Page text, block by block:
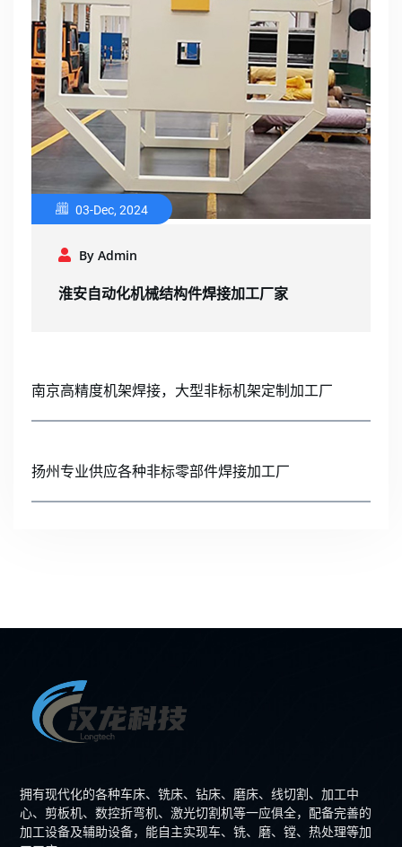
03-Dec, 2024
By Admin
淮安自动化机械结构件焊接加工厂家
南京高精度机架焊接，大型非标机架定制加工厂
扬州专业供应各种非标零部件焊接加工厂
拥有现代化的各种车床、铣床、钻床、磨床、线切割、加工中
心、剪板机、数控折弯机、激光切割机等一应俱全，配备完善的
加工设备及辅助设备，能自主实现车、铣、磨、镗、热处理等加